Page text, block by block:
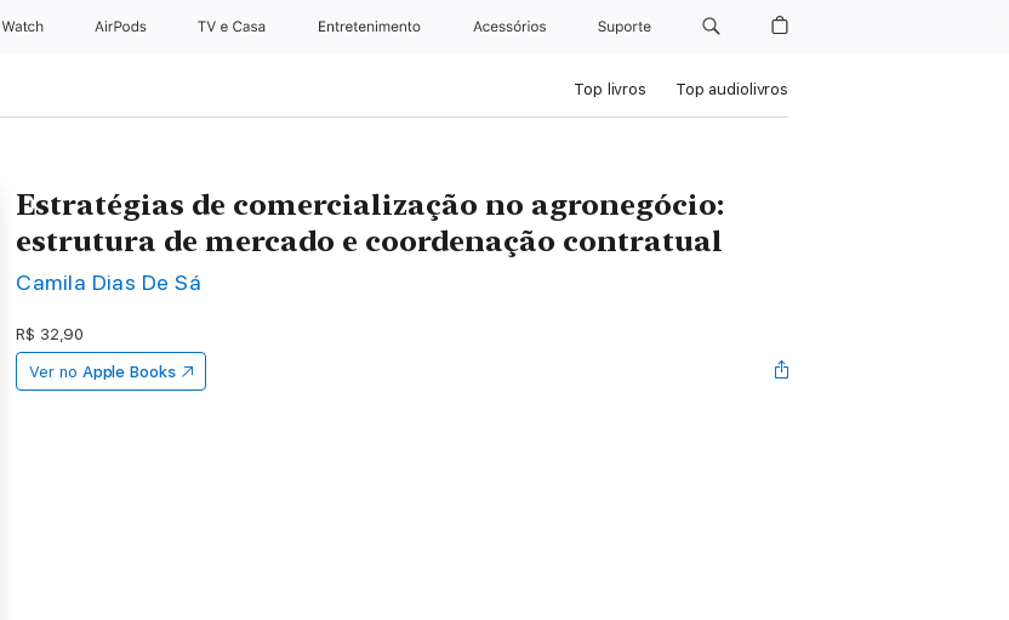
Apple Watch AirPods TV e Casa Entretenimento Acessórios Suporte
Top livros Top audiolivros
Estratégias de comercialização no agronegócio:
estrutura de mercado e coordenação contratual
Camila Dias De Sá
R$ 32,90
Ver no Apple Books